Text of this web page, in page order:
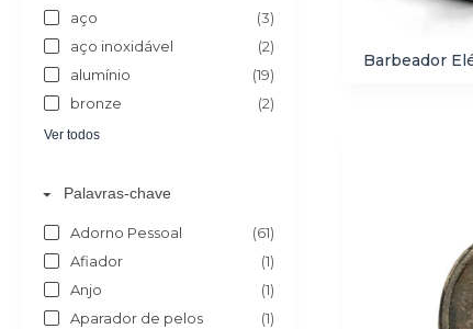
aço
(3)
aço inoxidável
(2)
alumínio
(19)
bronze
(2)
Ver todos
Palavras-chave
Adorno Pessoal
(61)
Afiador
(1)
Anjo
(1)
Aparador de pelos
(1)
Barbeador